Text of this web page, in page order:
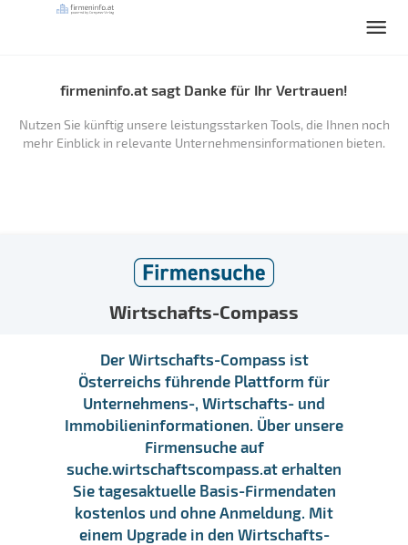
firmeninfo.at sagt Danke für Ihr Vertrauen!
Nutzen Sie künftig unsere leistungsstarken Tools, die Ihnen noch
mehr Einblick in relevante Unternehmensinformationen bieten.
Wirtschafts-Compass
Der Wirtschafts-Compass ist
Österreichs führende Plattform für
Unternehmens-, Wirtschafts- und
Immobilieninformationen. Über unsere
Firmensuche auf
suche.wirtschaftscompass.at erhalten
Sie tagesaktuelle Basis-Firmendaten
kostenlos und ohne Anmeldung. Mit
einem Upgrade in den Wirtschafts-